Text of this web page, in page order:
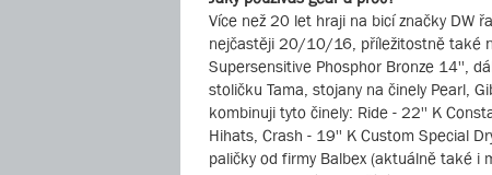
Více než 20 let hraji na bicí značky
nejčastěji 20/10/16, příležitostně také
Supersensitive Phosphor Bronze 14'',
stoličku Tama, stojany na činely Pearl,
kombinuji tyto činely: Ride - 22'' K
Hihats, Crash - 19'' K Custom Special
paličky od firmy Balbex (aktuálně také i